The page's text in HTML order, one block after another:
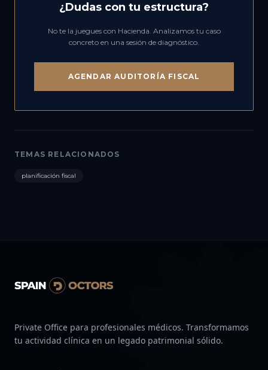
¿Dudas con tu estructura?
No te la juegues con Hacienda. Analizamos tu caso
concreto en una sesión de diagnóstico.
AGENDAR AUDITORÍA FISCAL
TEMAS RELACIONADOS
planificación fiscal
Private Office para profesionales médicos. Transformamos
tu actividad clínica en un legado patrimonial sólido.